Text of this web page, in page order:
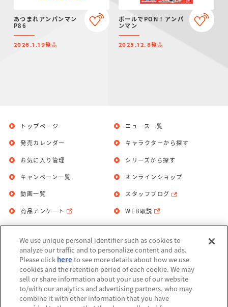
あつまれアンパンマン
P86
2026.1.19発売
ボールでPON！アンパ
ンマン
2025.12.8発売
トップページ
発売カレンダー
お気に入り管理
ニュース一覧
キャラクターから探す
シリーズから探す
キャンペーン一覧
動画一覧
商品アンケート
オンラインショップ
スタッフブログ
WEB取説
お問い合わせ 個人情報保護方針
利用規約
Do Not Sell or Share My Personal
Information
We use unique personal identifier such as cookies to
analyze our traffic and to personalize content and ads.
Please click here to see more details about how we use
cookies and the retention period of each cookie. We may
sell or share information about your use of our website
to/with our analytics and advertising partners, who may
combine it with other information that you have